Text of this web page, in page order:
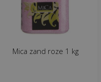
Mica zand roze 1 kg